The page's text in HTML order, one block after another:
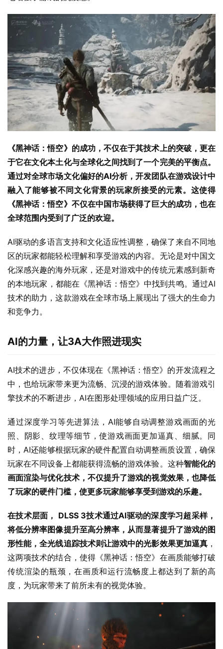
《黑神话：悟空》的成功，不仅在于其技术上的突破，更在
于它在文化本土化与全球化之间找到了一个完美的平衡点。
通过对全球市场文化偏好的AI分析，开发团队在游戏设计中
融入了能够被不同文化背景的玩家所接受的元素。这使得
《黑神话：悟空》不仅在中国市场获得了巨大的成功，也在
全球范围内受到了广泛的欢迎。
AI驱动的多语言支持和文化适应性调整，确保了来自不同地
区的玩家都能轻松理解和享受游戏的内容。无论是对中国文
化深感兴趣的海外玩家，还是对游戏中的传统元素感到新奇
的本地玩家，都能在《黑神话：悟空》中找到共鸣。通过AI
技术的助力，这款游戏在全球市场上展现出了强大的生命力
和竞争力。
AI的力量，让3A大作照进现实
AI技术的进步，不仅体现在《黑神话：悟空》的开发流程之
中，也给玩家带来更为流畅、沉浸的游戏体验。随着游戏引
擎技术的不断进步，AI在图形处理领域的应用日益广泛。
通过深度学习等先进算法，AI能够自动调整游戏画面的光
照、阴影、纹理等细节，使游戏画面更加逼真、细腻。同
时，AI还能够根据玩家的硬件配置自动调整画质设置，确保
玩家在不同设备上都能获得流畅的游戏体验。这种智能化的
画面渲染与优化技术，不仅提升了游戏的视觉效果，也降低
了玩家的硬件门槛，使更多玩家能够享受到游戏的乐趣。
在技术层面， DLSS 3技术通过AI驱动的深度学习超采样，
将低分辨率图像提升至高分辨率，从而显著提升了游戏的图
形性能，全光线追踪技术则让游戏中的光影效果更加逼真 ，
这两项技术的结合，使得《黑神话：悟空》在画质能够打破
传统渲染的瓶颈，在画质和运行流畅度上都达到了新的高
度，为玩家带来了前所未有的视觉体验。